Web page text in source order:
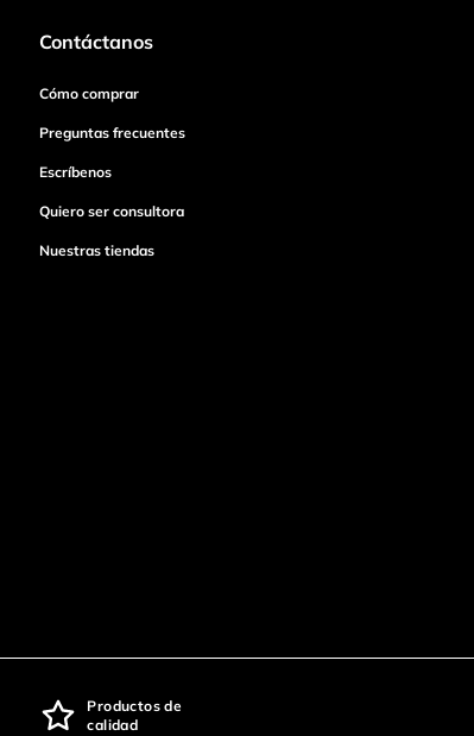
Contáctanos
Cómo comprar
Preguntas frecuentes
Escríbenos
Quiero ser consultora
Nuestras tiendas
Productos de
calidad